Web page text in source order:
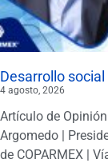
Desarrollo
4 agosto, 2026
Artículo de
Argomedo |
de COPARMEX |